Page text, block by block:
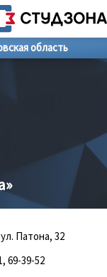
область
Патона, 32
69-39-52